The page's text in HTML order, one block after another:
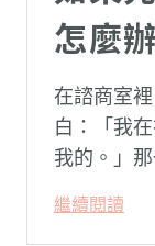
怎麼
在諮商室
白：「我
我的。」
陌生。
繼續閱讀